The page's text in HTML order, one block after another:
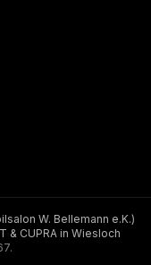
W. Bellemann e.K.)
& CUPRA in Wiesloch